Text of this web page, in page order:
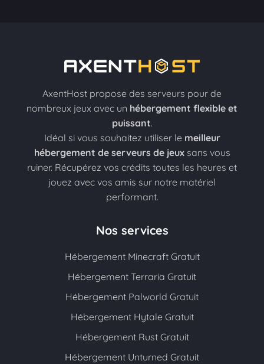
AxentHost propose des serveurs pour de
nombreux jeux avec un hébergement flexible et
puissant.
Idéal si vous souhaitez utiliser le meilleur
hébergement de serveurs de jeuxsans vous
ruiner. Récupérez vos crédits toutes les heures et
jouez avec vos amis sur notre matériel
performant.
Nos services
Hébergement Minecraft Gratuit
Hébergement Terraria Gratuit
Hébergement Palworld Gratuit
Hébergement Hytale Gratuit
Hébergement Rust Gratuit
Hébergement Unturned Gratuit